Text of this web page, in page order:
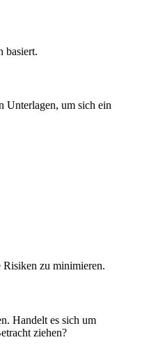
basiert.
Unterlagen, um sich ein
zu minimieren.
Handelt es sich um
ziehen?